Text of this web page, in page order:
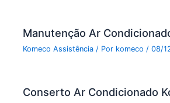
Manutenção Ar
Komeco Assistência / Por komeco /08/
Conserto Ar Condicionado